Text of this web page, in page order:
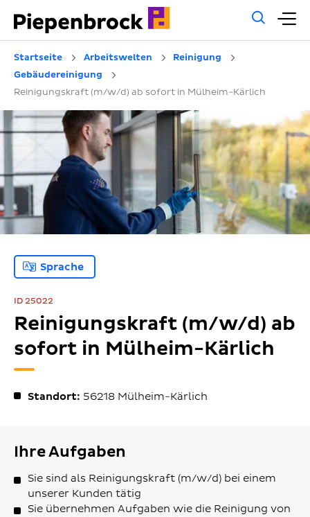
Startseite Arbeitswelten
Reinigung
Gebäudereinigung
Reinigungskraft (m/w/d) ab sofort in Mülheim-Kärlich
Sprache
ID 25022
Reinigungskraft (m/w/d) ab
sofort in Mülheim-Kärlich
Standort: 56218 Mülheim-Kärlich
Ihre Aufgaben
Sie sind als Reinigungskraft (m/w/d) bei einem
unserer Kunden tätig
Sie übernehmen Aufgaben wie die Reinigung von